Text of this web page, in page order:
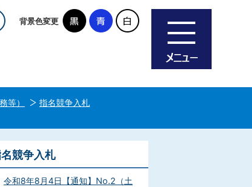
背景色変更
等）
指名競争入札
競争入札
令和8年8月4日【通知】No.2（土